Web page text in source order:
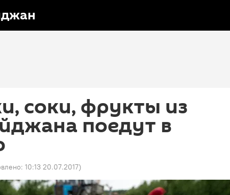
соки, фрукты из
поедут в
10:13 20.07.2017)